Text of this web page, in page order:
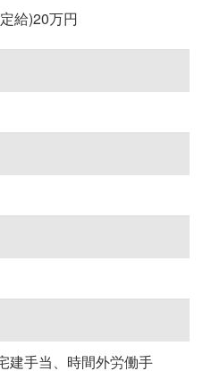
給)20万円
建手当、時間外労働手